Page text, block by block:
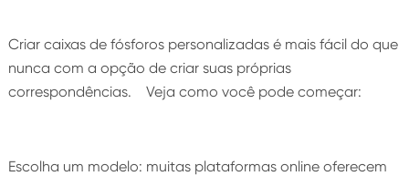
Criar caixas de fósforos personalizadas é mais fácil do que
nunca com a opção de criar suas próprias
correspondências. Veja como você pode começar:
Escolha um modelo: muitas plataformas online oferecem